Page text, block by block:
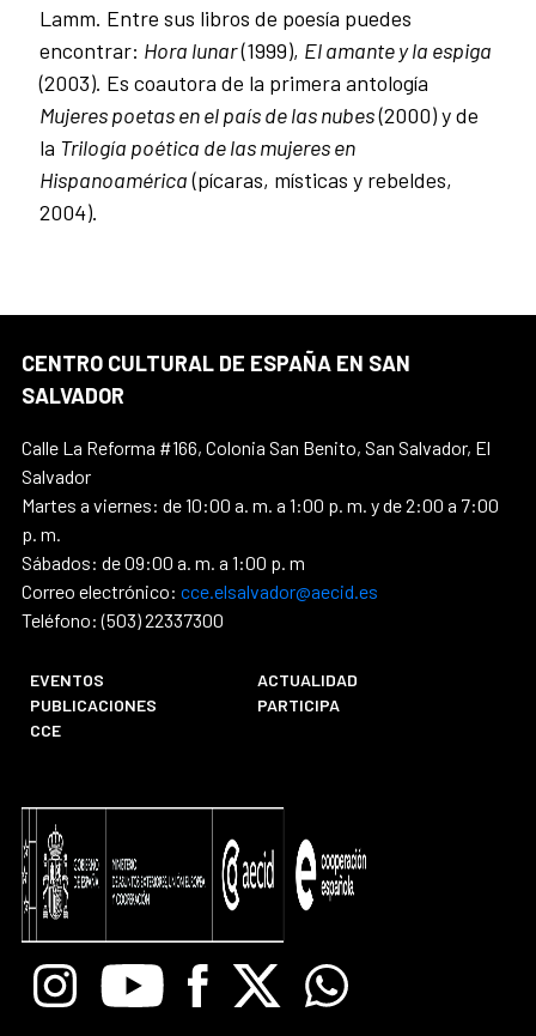
Lamm. Entre sus libros de poesía puedes
encontrar: Hora lunar(1999), El amante y la espiga
(2003). Es coautora de la primera antología
Mujeres poetas en el país de las nubes(2000) y de
la Trilogía poética de las mujeres en
Hispanoamérica(pícaras, místicas y rebeldes,
2004).
CENTRO CULTURAL DE ESPAÑA EN SAN
SALVADOR
Calle La Reforma #166, Colonia San Benito, San Salvador, El
Salvador
Martes a viernes: de 10:00 a. m. a 1:00 p. m. y de 2:00 a 7:00
p. m.
Sábados: de 09:00 a. m. a 1:00 p. m
Correo electrónico: cce.elsalvador@aecid.es
Teléfono: (503) 22337300
EVENTOS
ACTUALIDAD
PUBLICACIONES
PARTICIPA
CCE
InstagramYoutube Facebook
X Whatsapp